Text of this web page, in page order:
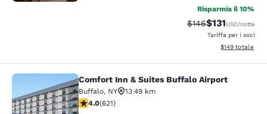
Risparmia il 10%
Tariffa di
$146Tariffa
$131USD/notte
Tariffa per i soci
Visualizza i
$149 totale
Comfort Inn & Suites Buffalo Airport
Comfort Inn & Suites Buffalo Airport
Buffalo, NY
13.49 km
Valutazione di 3.95 stelle. Buono. 621 recensioni
4.0(621)